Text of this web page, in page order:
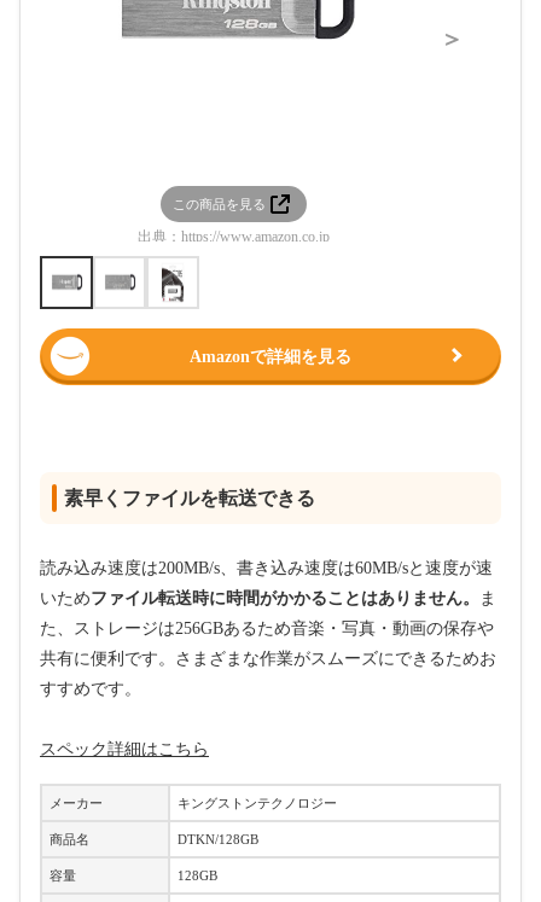
この商品を見る
出典： https://www.amazon.co.jp
＞
Amazonで詳細を見る
素早くファイルを転送できる
読み込み速度は200MB/s、書き込み速度は60MB/sと速度が速
いためファイル転送時に時間がかかることはありません。
ま
た、ストレージは256GBあるため音楽・写真・動画の保存や
共有に便利です。さまざまな作業がスムーズにできるためお
すすめです。
スペック詳細はこちら
メーカー キングストンテクノロジー
商品名 DTKN/128GB
容量 128GB